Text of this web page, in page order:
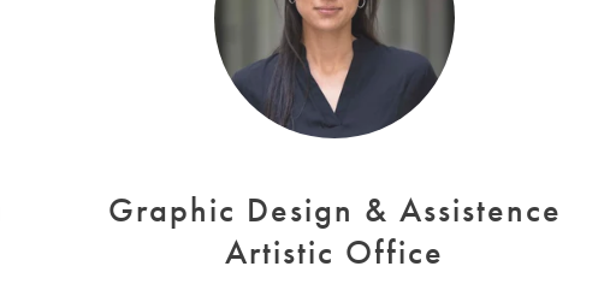
Graphic Design & Assistence
Artistic Office